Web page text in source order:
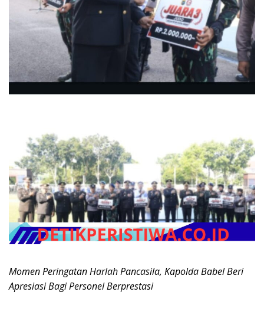
Momen Peringatan Harlah Pancasila, Kapolda Babel Beri
Apresiasi Bagi Personel Berprestasi